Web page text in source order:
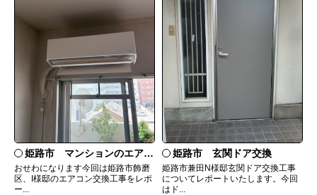
姫路市 マンションのエアコンをダイキンRXへ交換
おせわになります今回は姫路市飾磨
区、I様邸のエアコン交換工事をレポ
ー...
姫路市 玄関ドア交換
姫路市兼田N様邸玄関ドア交換工事
についてレポートいたします。今回
はド...